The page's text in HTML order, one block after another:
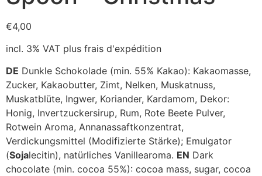
€4,00
incl. 3% VAT plus frais d'expédition
DE Dunkle Schokolade (min. 55% Kakao): Kakaomasse,
Zucker, Kakaobutter, Zimt, Nelken, Muskatnuss,
Muskatblüte, Ingwer, Koriander, Kardamom, Dekor:
Honig, Invertzuckersirup, Rum, Rote Beete Pulver,
Rotwein Aroma, Annanassaftkonzentrat,
Verdickungsmittel (Modifizierte Stärke); Emulgator
(Sojalecitin), natürliches Vanillearoma. EN Dark
chocolate (min. cocoa 55%): cocoa mass, sugar, cocoa